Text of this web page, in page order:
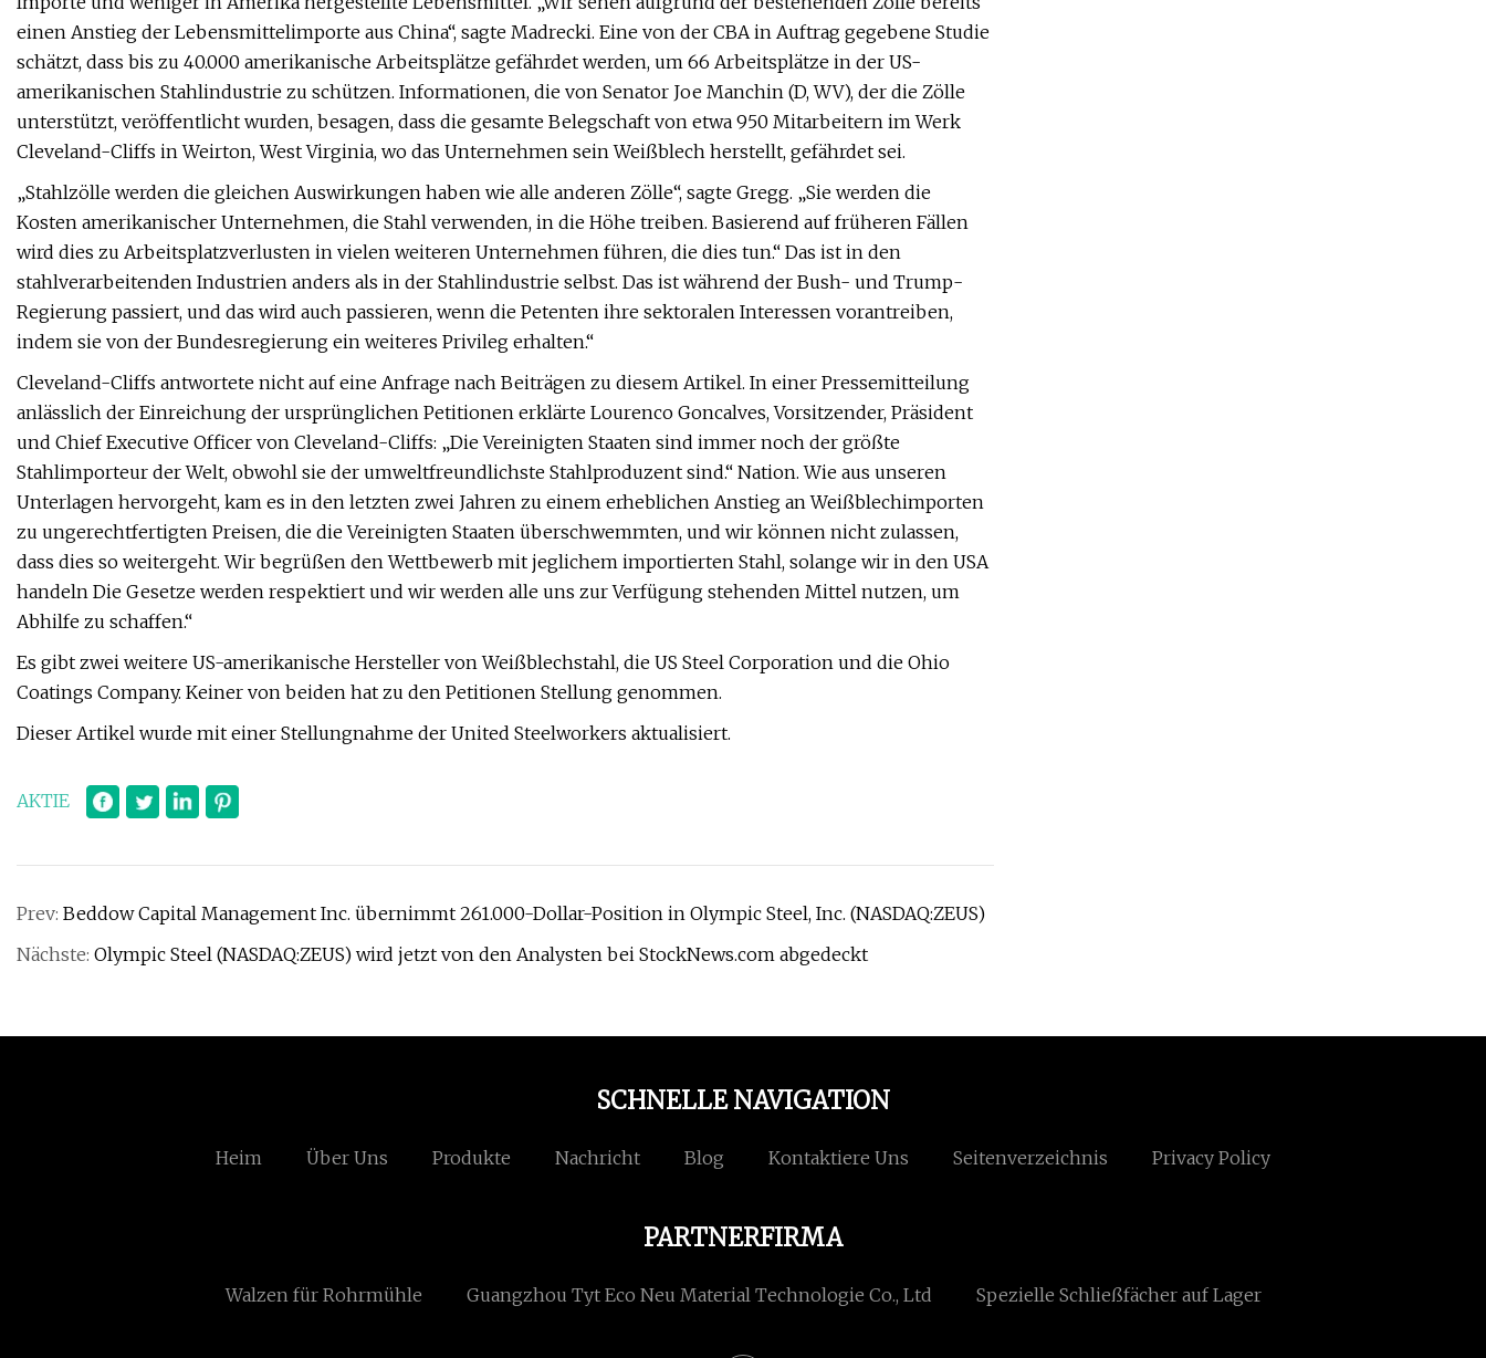
einen Anstieg der Lebensmittelimporte aus China“, sagte Madrecki. Eine von der CBA in Auftrag gegebene Studie
schätzt, dass bis zu 40.000 amerikanische Arbeitsplätze gefährdet werden, um 66 Arbeitsplätze in der US-
amerikanischen Stahlindustrie zu schützen. Informationen, die von Senator Joe Manchin (D, WV), der die Zölle
unterstützt, veröffentlicht wurden, besagen, dass die gesamte Belegschaft von etwa 950 Mitarbeitern im Werk
Cleveland-Cliffs in Weirton, West Virginia, wo das Unternehmen sein Weißblech herstellt, gefährdet sei.
„Stahlzölle werden die gleichen Auswirkungen haben wie alle anderen Zölle“, sagte Gregg. „Sie werden die
Kosten amerikanischer Unternehmen, die Stahl verwenden, in die Höhe treiben. Basierend auf früheren Fällen
wird dies zu Arbeitsplatzverlusten in vielen weiteren Unternehmen führen, die dies tun.“ Das ist in den
stahlverarbeitenden Industrien anders als in der Stahlindustrie selbst. Das ist während der Bush- und Trump-
Regierung passiert, und das wird auch passieren, wenn die Petenten ihre sektoralen Interessen vorantreiben,
indem sie von der Bundesregierung ein weiteres Privileg erhalten.“
Cleveland-Cliffs antwortete nicht auf eine Anfrage nach Beiträgen zu diesem Artikel. In einer Pressemitteilung
anlässlich der Einreichung der ursprünglichen Petitionen erklärte Lourenco Goncalves, Vorsitzender, Präsident
und Chief Executive Officer von Cleveland-Cliffs: „Die Vereinigten Staaten sind immer noch der größte
Stahlimporteur der Welt, obwohl sie der umweltfreundlichste Stahlproduzent sind.“ Nation. Wie aus unseren
Unterlagen hervorgeht, kam es in den letzten zwei Jahren zu einem erheblichen Anstieg an Weißblechimporten
zu ungerechtfertigten Preisen, die die Vereinigten Staaten überschwemmten, und wir können nicht zulassen,
dass dies so weitergeht. Wir begrüßen den Wettbewerb mit jeglichem importierten Stahl, solange wir in den USA
handeln Die Gesetze werden respektiert und wir werden alle uns zur Verfügung stehenden Mittel nutzen, um
Abhilfe zu schaffen.“
Es gibt zwei weitere US-amerikanische Hersteller von Weißblechstahl, die US Steel Corporation und die Ohio
Coatings Company. Keiner von beiden hat zu den Petitionen Stellung genommen.
Dieser Artikel wurde mit einer Stellungnahme der United Steelworkers aktualisiert.
AKTIE
Prev: Beddow Capital Management Inc. übernimmt 261.000-Dollar-Position in Olympic Steel, Inc. (NASDAQ:ZEUS)
Nächste: Olympic Steel (NASDAQ:ZEUS) wird jetzt von den Analysten bei StockNews.com abgedeckt
SCHNELLE NAVIGATION
Heim Über Uns Produkte Nachricht Blog Kontaktiere Uns Seitenverzeichnis Privacy Policy
PARTNERFIRMA
Walzen für Rohrmühle Guangzhou Tyt Eco Neu Material Technologie Co., Ltd Spezielle Schließfächer auf Lager